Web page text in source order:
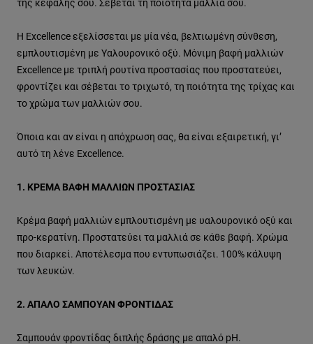
της κεφαλής σου. Σέβεται τη ποιότητα μαλλιά σου.
H Excellence εξελίσσεται με μία νέα, βελτιωμένη σύνθεση,
εμπλουτισμένη με Υαλουρονικό οξύ. Μόνιμη βαφή μαλλιών
Excellence με τριπλή ρουτίνα προστασίας που προστατεύει,
φροντίζει και σέβεται το τριχωτό, τη ποιότητα της τρίχας και
το χρώμα των μαλλιών σου.
Όποια και αν είναι η απόχρωση σας, θα είναι εξαιρετική, γι’
αυτό τη λένε Excellence.
1. ΚΡΕΜΑ ΒΑΦΗ ΜΑΛΛΙΩΝ ΠΡΟΣΤΑΣΙΑΣ
Κρέμα βαφή μαλλιών εμπλουτισμένη με υαλουρονικό οξύ και
προ-κερατίνη. Προστατεύει τα μαλλιά σε κάθε βαφή. Χρώμα
που διαρκεί. Αποτέλεσμα που εντυπωσιάζει. 100% κάλυψη
των λευκών.
2. ΑΠΑΛΟ ΣΑΜΠΟΥΑΝ ΦΡΟΝΤΙΔΑΣ
Σαμπουάν φροντίδας διπλής δράσης με απαλό pH.